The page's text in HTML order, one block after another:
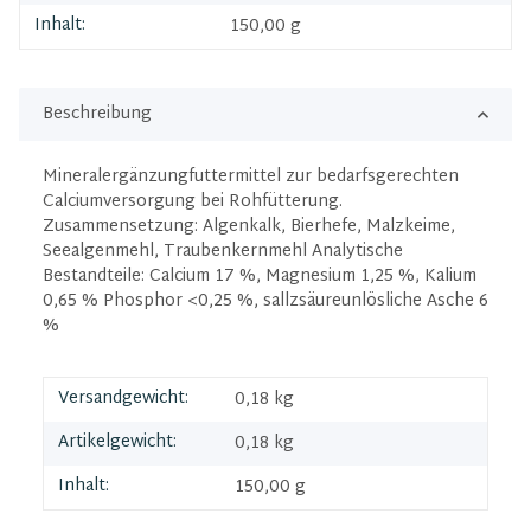
Inhalt:
150,00 g
Beschreibung
Mineralergänzungfuttermittel zur bedarfsgerechten
Calciumversorgung bei Rohfütterung.
Zusammensetzung: Algenkalk, Bierhefe, Malzkeime,
Seealgenmehl, Traubenkernmehl Analytische
Bestandteile: Calcium 17 %, Magnesium 1,25 %, Kalium
0,65 % Phosphor <0,25 %, sallzsäureunlösliche Asche 6
%
Versandgewicht:
0,18 kg
Artikelgewicht:
0,18 kg
Inhalt:
150,00 g